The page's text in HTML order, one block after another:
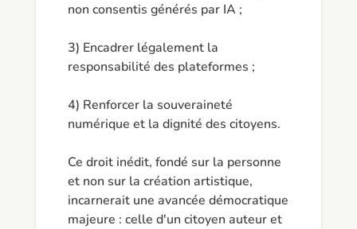
non consentis générés par IA ;
3) Encadrer légalement la
responsabilité des plateformes ;
4) Renforcer la souveraineté
numérique et la dignité des citoyens.
Ce droit inédit, fondé sur la personne
et non sur la création artistique,
incarnerait une avancée démocratique
majeure : celle d'un citoyen auteur et